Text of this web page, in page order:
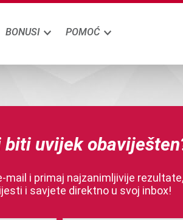
BONUSI POMOĆ
uvijek
mail i primaj najzanimljivije rezultate,
i savjete direktno u svoj inbox!